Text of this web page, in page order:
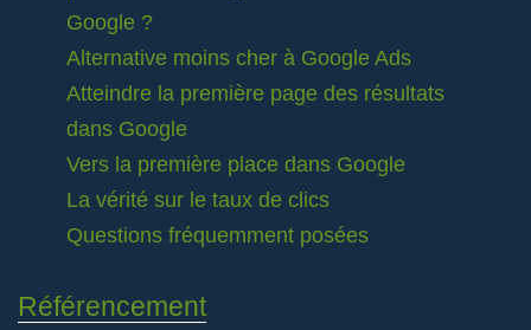
Google ?
Alternative moins cher à Google Ads
Atteindre la première page des résultats
dans Google
Vers la première place dans Google
La vérité sur le taux de clics
Questions fréquemment posées
Référencement